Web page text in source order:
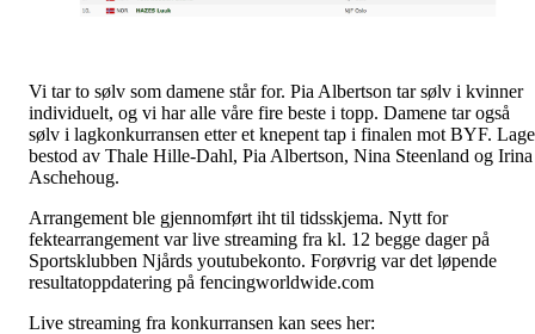
Vi tar to sølv som damene står for. Pia Albertson tar sølv i kvinner
individuelt, og vi har alle våre fire beste i topp. Damene tar også
sølv i lagkonkurransen etter et knepent tap i finalen mot BYF.
bestod av Thale Hille-Dahl, Pia Albertson, Nina Steenland og Irina
Aschehoug.
Arrangement ble gjennomført iht til tidsskjema. Nytt for
fektearrangement var live streaming fra kl. 12 begge dager på
Sportsklubben Njårds youtubekonto. Forøvrig var det løpende
resultatoppdatering på fencingworldwide.com
Live streaming fra konkurransen kan sees her: